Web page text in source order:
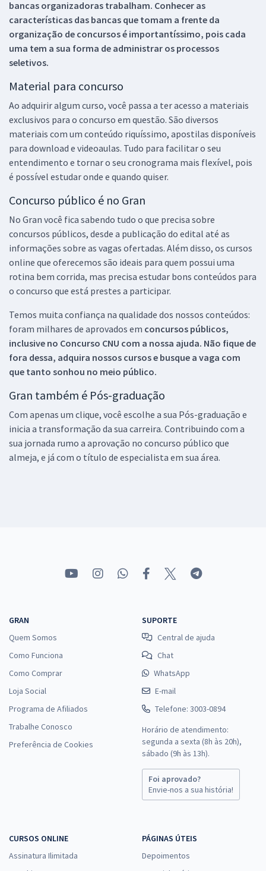
bancas organizadoras trabalham. Conhecer as
características das bancas que tomam a frente da
organização de concursos é importantíssimo, pois cada
uma tem a sua forma de administrar os processos
seletivos.
Material para concurso
Ao adquirir algum curso, você passa a ter acesso a materiais
exclusivos para o concurso em questão. São diversos
materiais com um conteúdo riquíssimo, apostilas disponíveis
para download e videoaulas. Tudo para facilitar o seu
entendimento e tornar o seu cronograma mais flexível, pois
é possível estudar onde e quando quiser.
Concurso público é no Gran
No Gran você fica sabendo tudo o que precisa sobre
concursos públicos, desde a publicação do edital até as
informações sobre as vagas ofertadas. Além disso, os cursos
online que oferecemos são ideais para quem possui uma
rotina bem corrida, mas precisa estudar bons conteúdos para
o concurso que está prestes a participar.
Temos muita confiança na qualidade dos nossos conteúdos:
foram milhares de aprovados em concursos públicos,
inclusive no Concurso CNU com a nossa ajuda. Não fique de
fora dessa, adquira nossos cursos e busque a vaga com
que tanto sonhou no meio público.
Gran também é Pós-graduação
Com apenas um clique, você escolhe a sua Pós-graduação e
inicia a transformação da sua carreira. Contribuindo com a
sua jornada rumo a aprovação no concurso público que
almeja, e já com o título de especialista em sua área.
GRAN
Quem Somos
Como Funciona
Como Comprar
Loja Social
Programa de Afiliados
Trabalhe Conosco
Preferência de Cookies
SUPORTE
Central de ajuda
Chat
WhatsApp
E-mail
Telefone: 3003-0894
Horário de atendimento:
segunda a sexta (8h às 20h),
sábado (9h às 13h).
Foi aprovado?
Envie-nos a sua história!
CURSOS ONLINE
Assinatura Ilimitada
PÁGINAS ÚTEIS
Depoimentos